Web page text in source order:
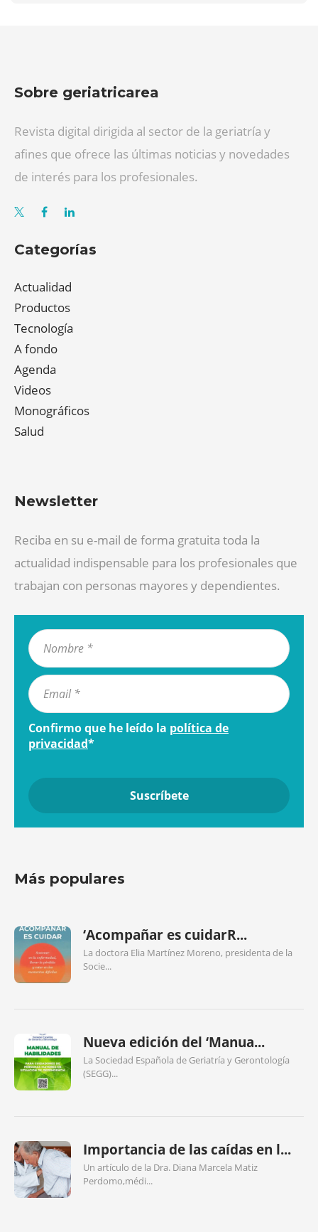
Sobre geriatricarea
Revista digital dirigida al sector de la geriatría y
afines que ofrece las últimas noticias y novedades
de interés para los profesionales.
Categorías
Actualidad
Productos
Tecnología
A fondo
Agenda
Videos
Monográficos
Salud
Newsletter
Reciba en su e-mail de forma gratuita toda la
actualidad indispensable para los profesionales que
trabajan con personas mayores y dependientes.
Confirmo que he leído la política de
privacidad*
Más populares
‘Acompañar es cuidarR...
La doctora Elia Martínez Moreno, presidenta de la
Socie...
Nueva edición del ‘Manua...
La Sociedad Española de Geriatría y Gerontología
(SEGG)...
Importancia de las caídas en l...
Un artículo de la Dra. Diana Marcela Matiz
Perdomo,médi...